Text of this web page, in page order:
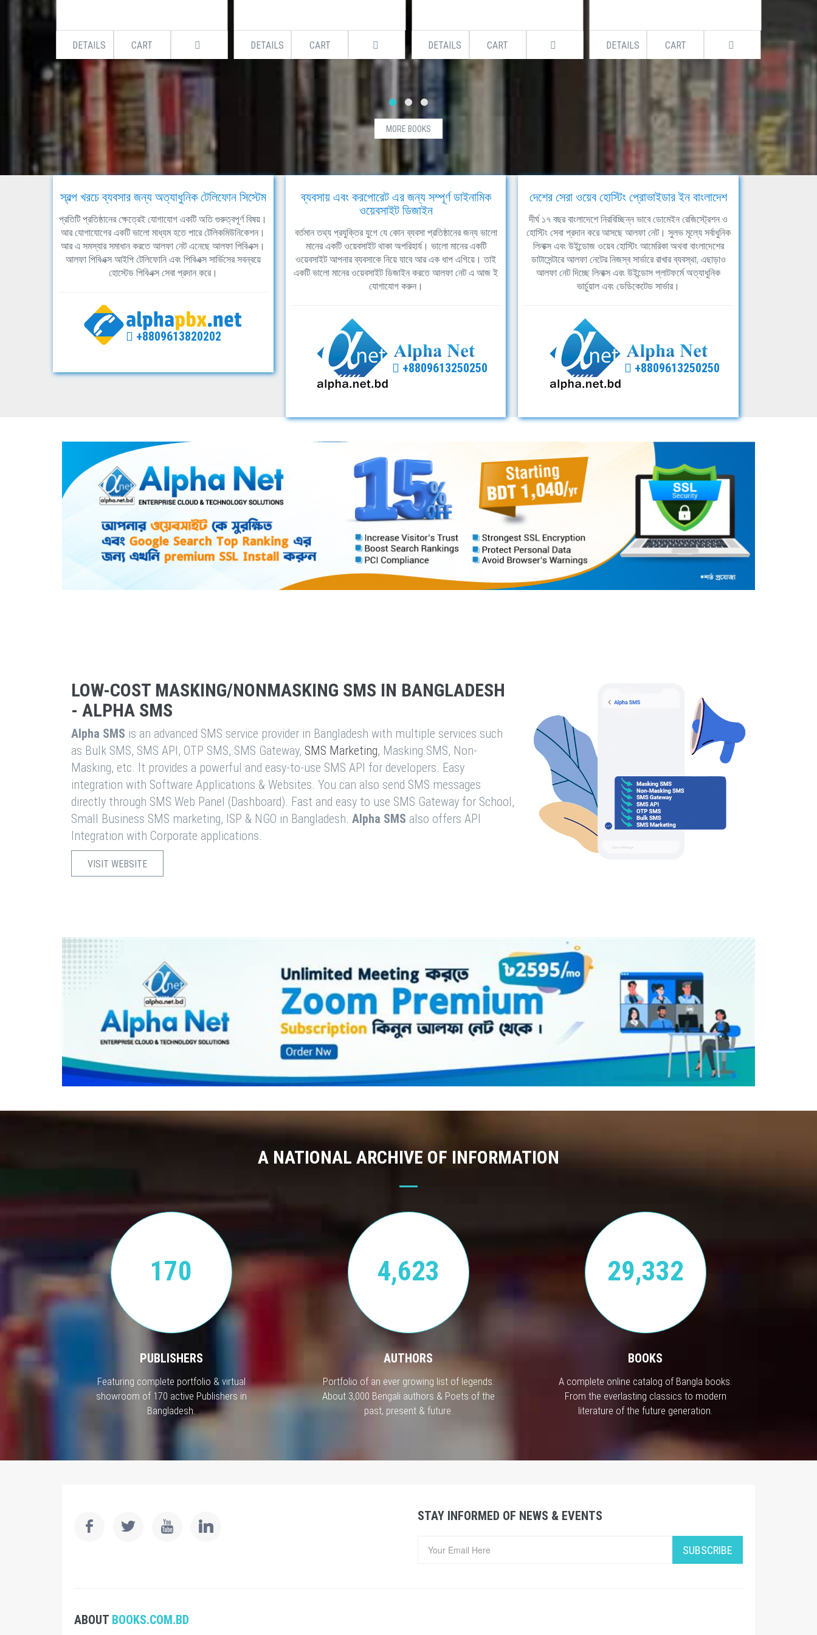
DETAILS CART DETAILS CART DETAILS CART DETAILS CART
MORE BOOKS
স্বল্প খরচে ব্যবসার জন্য অত্যাধুনিক টেলিফোন সিস্টেম
প্রতিটি প্রতিষ্ঠানের ক্ষেত্রেই যোগাযোগ একটি অতি গুরুত্বপূর্ণ বিষয়।
আর যোগাযোগের একটি ভালো মাধ্যম হতে পারে টেলিকমিউনিকেশন।
আর এ সমস্যার সমাধান করতে আলফা নেট এনেছে আলফা পিবিএক্স।
আলফা পিবিএক্স আইপি টেলিফোনি এবং পিবিএক্স সার্ভিসের সবন্বয়ে
হোস্টেড পিবিএক্স সেবা প্রদান করে।
+8809613820202
ব্যবসায় এবং করপোরেট এর জন্য সম্পূর্ণ ডাইনামিক
ওয়েবসাইট ডিজাইন
বর্তমান তথ্য প্রযুক্তির যুগে যে কোন ব্যবসা প্রতিষ্ঠানের জন্য ভালো
মানের একটি ওয়েবসাইট থাকা অপরিহার্য। ভালো মানের একটি
ওয়েবসাইট আপনার ব্যবসাকে নিয়ে যাবে আর এক ধাপ এগিয়ে। তাই
একটি ভালো মানের ওয়েবসাইট ডিজাইন করতে আলফা নেট এ আজ ই
যোগাযোগ করুন।
+8809613250250
দেশের সেরা ওয়েব হোস্টিং প্রোভাইডার ইন বাংলাদেশ
দীর্ঘ ১৭ বছর বাংলাদেশে নিরবিচ্ছিন্ন ভাবে ডোমেইন রেজিস্ট্রেশন ও
হোস্টিং সেবা প্রদান করে আসছে আলফা নেট। সুলভ মূল্যে সর্বাধুনিক
লিনাক্স এবং উইন্ডোজ ওয়েব হোস্টিং আমেরিকা অথবা বাংলাদেশের
ডাটাসেন্টারে আলফা নেটের নিজস্ব সার্ভারে রাখার ব্যবস্থা, এছাড়াও
আলফা নেট দিচ্ছে লিনাক্স এবং উইন্ডোস প্লাটফর্মে অত্যাধুনিক
ভার্চুয়াল এবং ডেডিকেটেড সার্ভার।
+8809613250250
LOW-COST MASKING/NONMASKING SMS IN BANGLADESH
- ALPHA SMS
Alpha SMS is an advanced SMS service provider in Bangladesh with multiple services such
as Bulk SMS, SMS API, OTP SMS, SMS Gateway, SMS Marketing, Masking SMS, Non-
Masking, etc. It provides a powerful and easy-to-use SMS API for developers. Easy
integration with Software Applications & Websites. You can also send SMS messages
directly through SMS Web Panel (Dashboard). Fast and easy to use SMS Gateway for School,
Small Business SMS marketing, ISP & NGO in Bangladesh. Alpha SMS also offers API
Integration with Corporate applications.
VISIT WEBSITE
A NATIONAL ARCHIVE OF INFORMATION
170
PUBLISHERS
Featuring complete portfolio & virtual
showroom of 170 active Publishers in
Bangladesh.
4,623
AUTHORS
Portfolio of an ever growing list of legends.
About 3,000 Bengali authors & Poets of the
past, present & future.
29,332
BOOKS
A complete online catalog of Bangla books.
From the everlasting classics to modern
literature of the future generation.
STAY INFORMED OF NEWS & EVENTS
SUBSCRIBE
ABOUT BOOKS.COM.BD